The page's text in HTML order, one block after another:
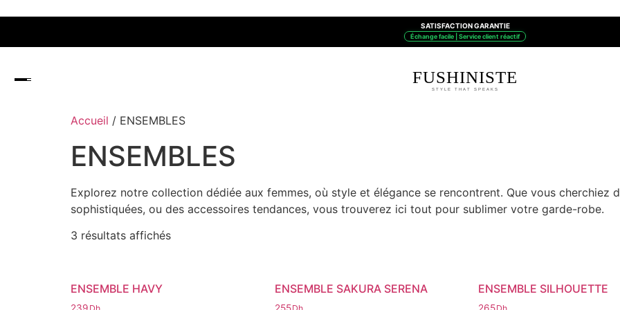
SATISFACTION GARANTIE
Échange facile | Service client réactif
FUSHINISTE
STYLE THAT SPEAKS
Accueil / ENSEMBLES
ENSEMBLES
Explorez notre collection dédiée aux femmes, où style et élégance se rencontrent. Que vous cherchiez
sophistiquées, ou des accessoires tendances, vous trouverez ici tout pour sublimer votre garde-robe.
3 résultats affichés
ENSEMBLE HAVY ENSEMBLE SAKURA SERENA ENSEMBLE SILHOUETTE